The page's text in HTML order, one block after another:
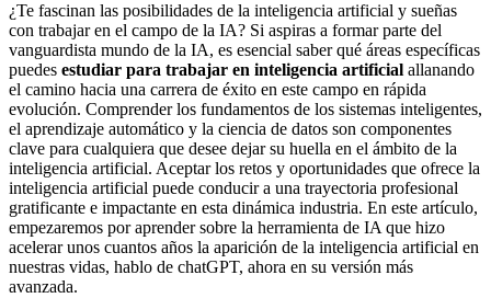
¿Te fascinan las posibilidades de la inteligencia artificial y sueñas
con trabajar en el campo de la IA? Si aspiras a formar parte del
vanguardista mundo de la IA, es esencial saber qué áreas específicas
puedes estudiar para trabajar en inteligencia artificial allanando
el camino hacia una carrera de éxito en este campo en rápida
evolución. Comprender los fundamentos de los sistemas inteligentes,
el aprendizaje automático y la ciencia de datos son componentes
clave para cualquiera que desee dejar su huella en el ámbito de la
inteligencia artificial. Aceptar los retos y oportunidades que ofrece la
inteligencia artificial puede conducir a una trayectoria profesional
gratificante e impactante en esta dinámica industria. En este artículo,
empezaremos por aprender sobre la herramienta de IA que hizo
acelerar unos cuantos años la aparición de la inteligencia artificial en
nuestras vidas, hablo de chatGPT, ahora en su versión más
avanzada.